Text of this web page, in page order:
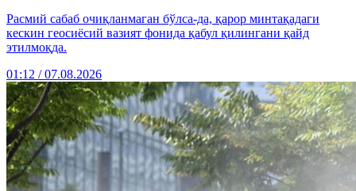
Расмий сабаб очиқланмаган бўлса-да, қарор минтақадаги
кескин геосиёсий вазият фонида қабул қилингани қайд
этилмоқда.
01:12 / 07.08.2026